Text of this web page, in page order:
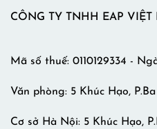
CÔNG TY TNHH EAP VIỆT
Mã số thuế: 0110129334 -
Văn phòng: 5 Khúc Hạo,
Cơ sở Hà Nội: 5 Khúc Hạo,